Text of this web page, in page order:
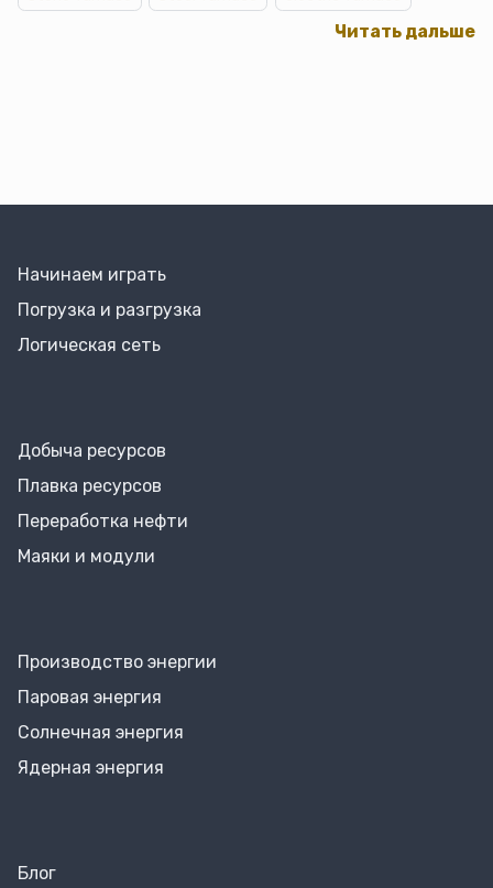
Читать дальше
Начинаем играть
Погрузка и разгрузка
Логическая сеть
Добыча ресурсов
Плавка ресурсов
Переработка нефти
Маяки и модули
Производство энергии
Паровая энергия
Солнечная энергия
Ядерная энергия
Блог